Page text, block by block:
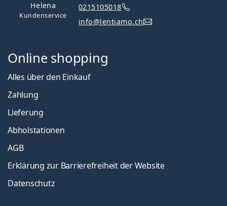
Helena
Kundenservice
0215105018
info@lentiamo.ch
Online shopping
Alles über den Einkauf
Zahlung
Lieferung
Abholstationen
AGB
Erklärung zur Barrierefreiheit der Website
Datenschutz